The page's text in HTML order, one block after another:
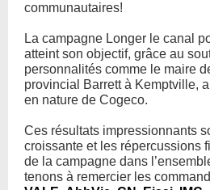
communautaires!
La campagne Longer le canal
atteint son objectif, grâce au
personnalités comme le maire
provincial Barrett à Kemptville,
en nature de Cogeco.
Ces résultats impressionnants
croissante et les répercussions
de la campagne dans
tenons à remercier les